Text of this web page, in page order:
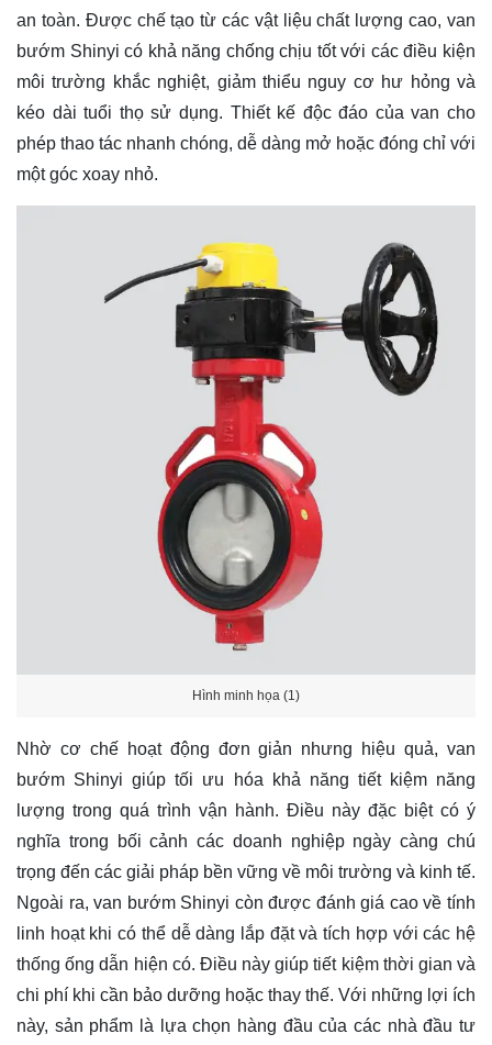
an toàn. Được chế tạo từ các vật liệu chất lượng cao, van
bướm Shinyi có khả năng chống chịu tốt với các điều kiện
môi trường khắc nghiệt, giảm thiểu nguy cơ hư hỏng và
kéo dài tuổi thọ sử dụng. Thiết kế độc đáo của van cho
phép thao tác nhanh chóng, dễ dàng mở hoặc đóng chỉ với
một góc xoay nhỏ.
Hình minh họa (1)
Nhờ cơ chế hoạt động đơn giản nhưng hiệu quả, van
bướm Shinyi giúp tối ưu hóa khả năng tiết kiệm năng
lượng trong quá trình vận hành. Điều này đặc biệt có ý
nghĩa trong bối cảnh các doanh nghiệp ngày càng chú
trọng đến các giải pháp bền vững về môi trường và kinh tế.
Ngoài ra, van bướm Shinyi còn được đánh giá cao về tính
linh hoạt khi có thể dễ dàng lắp đặt và tích hợp với các hệ
thống ống dẫn hiện có. Điều này giúp tiết kiệm thời gian và
chi phí khi cần bảo dưỡng hoặc thay thế. Với những lợi ích
này, sản phẩm là lựa chọn hàng đầu của các nhà đầu tư